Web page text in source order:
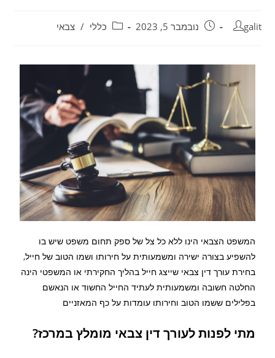
galit נובמבר 5, 2023 כללי / צבאי
המשפט הצבאי הינו ללא כל צל של ספק תחום משפט שיש בו
להשפיע בצורה ישירה ומשמעותית על חירותו ושמו הטוב של חייל,
בחירת עורך דין צבאי שייצג חייל בהליך החקירתי או המשפטי הינה
החלטה חשובה ומשמעותית לעתיד החייל החשוד או הנאשם
בפלילים ששמו הטוב וחירותו עומדות על כף המאזניים
מתי לפנות לעורך דין צבאי מומלץ במרכז?